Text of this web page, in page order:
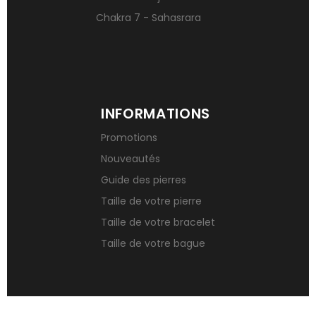
Chakra 7 - Sahasrara
INFORMATIONS
Promotions
Nouveautés
Guide des pierres
Taille de votre pierre
Taille de votre bracelet
Taille de votre bague